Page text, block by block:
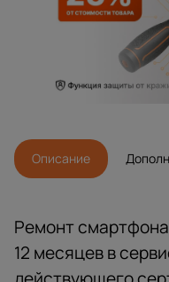
Описание
Ремонт
12 месяцев в